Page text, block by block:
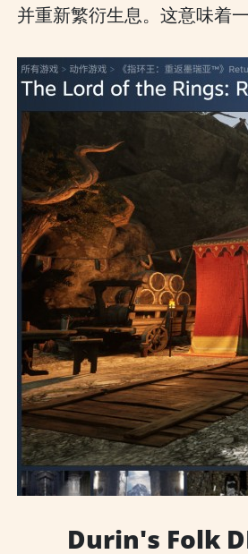
并重新繁衍生息。这意味着
Durin's Folk